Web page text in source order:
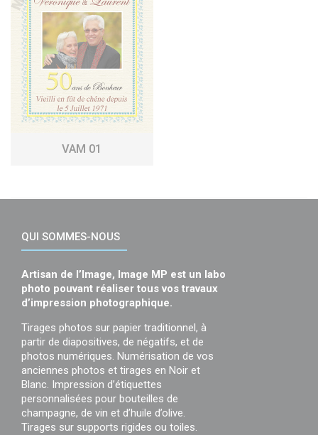
VAM 01
QUI SOMMES-NOUS
Artisan de l’Image, Image MP est un labo
photo pouvant réaliser tous vos travaux
d’impression photographique.
Tirages photos sur papier traditionnel, à
partir de diapositives, de négatifs, et de
photos numériques. Numérisation de vos
anciennes photos et tirages en Noir et
Blanc. Impression d’étiquettes
personnalisées pour bouteilles de
champagne, de vin et d’huile d’olive.
Tirages sur supports rigides ou toiles.